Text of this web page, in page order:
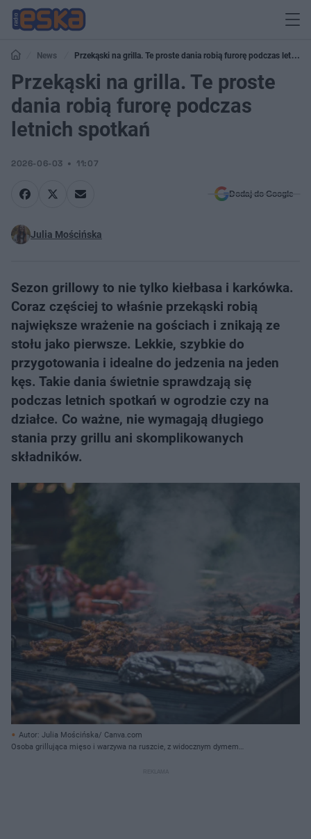
News
Przekąski na grilla. Te proste dania robią furorę podczas letnich
spotkań
Przekąski na grilla. Te proste
dania robią furorę podczas
letnich spotkań
2026-06-03 11:07
Dodaj do Google
Julia Mościńska
Sezon grillowy to nie tylko kiełbasa i karkówka.
Coraz częściej to właśnie przekąski robią
największe wrażenie na gościach i znikają ze
stołu jako pierwsze. Lekkie, szybkie do
przygotowania i idealne do jedzenia na jeden
kęs. Takie dania świetnie sprawdzają się
podczas letnich spotkań w ogrodzie czy na
działce. Co ważne, nie wymagają długiego
stania przy grillu ani skomplikowanych
składników.
Autor: Julia Mościńska/ Canva.com
Osoba grillująca mięso i warzywa na ruszcie, z widocznym dymem
Informacje o zakazie grillowania w związku z falą upałów znajdziesz na Super